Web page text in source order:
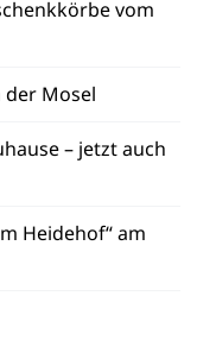
vom
der Mosel
– jetzt auch
Heidehof“ am